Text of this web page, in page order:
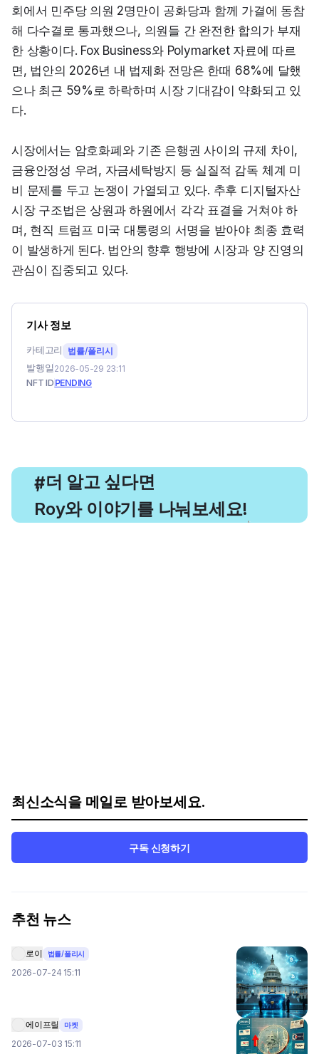
회에서 민주당 의원 2명만이 공화당과 함께 가결에 동참
해 다수결로 통과했으나, 의원들 간 완전한 합의가 부재
한 상황이다. Fox Business와 Polymarket 자료에 따르
면, 법안의 2026년 내 법제화 전망은 한때 68%에 달했
으나 최근 59%로 하락하며 시장 기대감이 약화되고 있
다.
시장에서는 암호화폐와 기존 은행권 사이의 규제 차이,
금융안정성 우려, 자금세탁방지 등 실질적 감독 체계 미
비 문제를 두고 논쟁이 가열되고 있다. 추후 디지털자산
시장 구조법은 상원과 하원에서 각각 표결을 거쳐야 하
며, 현직 트럼프 미국 대통령의 서명을 받아야 최종 효력
이 발생하게 된다. 법안의 향후 행방에 시장과 양 진영의
관심이 집중되고 있다.
기사 정보
카테고리 법률/폴리시
발행일 2026-05-29 23:11
NFT ID PENDING
#
, 더 알고 싶다면
Roy와 이야기를 나눠보세요!
최신소식을 메일로 받아보세요.
구독 신청하기
추천 뉴스
로이 법률/폴리시
2026-07-24 15:11
에이프릴 마켓
2026-07-03 15:11